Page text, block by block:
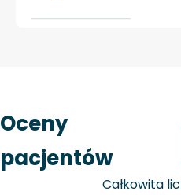
Oceny
pacjentów
Całkowita